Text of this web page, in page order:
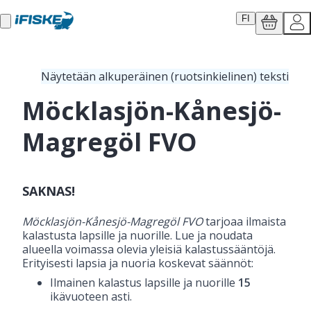
FI
Näytetään alkuperäinen (ruotsinkielinen) teksti
Möcklasjön-Kånesjö-
Magregöl FVO
SAKNAS!
Möcklasjön-Kånesjö-Magregöl FVO tarjoaa ilmaista
kalastusta lapsille ja nuorille. Lue ja noudata
alueella voimassa olevia yleisiä kalastussääntöjä.
Erityisesti lapsia ja nuoria koskevat säännöt:
Ilmainen kalastus lapsille ja nuorille 15
ikävuoteen asti.